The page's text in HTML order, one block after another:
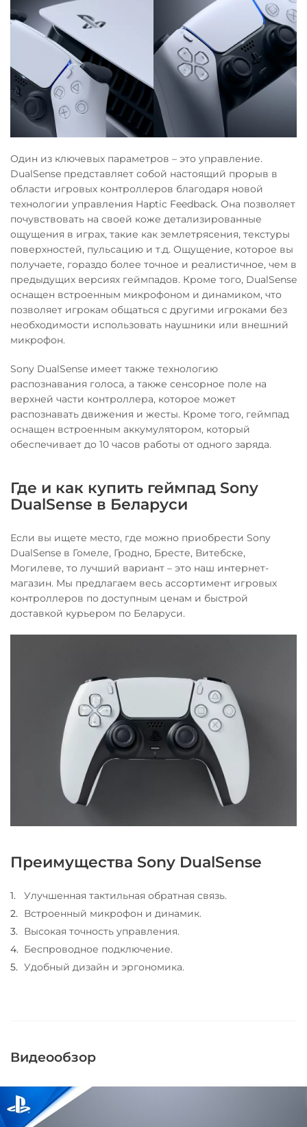
Один из ключевых параметров – это управление.
DualSense представляет собой настоящий прорыв в
области игровых контроллеров благодаря новой
технологии управления Haptic Feedback. Она позволяет
почувствовать на своей коже детализированные
ощущения в играх, такие как землетрясения, текстуры
поверхностей, пульсацию и т.д. Ощущение, которое вы
получаете, гораздо более точное и реалистичное, чем в
предыдущих версиях геймпадов. Кроме того, DualSense
оснащен встроенным микрофоном и динамиком, что
позволяет игрокам общаться с другими игроками без
необходимости использовать наушники или внешний
микрофон.
Sony DualSense имеет также технологию
распознавания голоса, а также сенсорное поле на
верхней части контроллера, которое может
распознавать движения и жесты. Кроме того, геймпад
оснащен встроенным аккумулятором, который
обеспечивает до 10 часов работы от одного заряда.
Где и как купить геймпад Sony
DualSense в Беларуси
Если вы ищете место, где можно приобрести Sony
DualSense в Гомеле, Гродно, Бресте, Витебске,
Могилеве, то лучший вариант – это наш интернет-
магазин. Мы предлагаем весь ассортимент игровых
контроллеров по доступным ценам и быстрой
доставкой курьером по Беларуси.
Преимущества Sony DualSense
Улучшенная тактильная обратная связь.
Встроенный микрофон и динамик.
Высокая точность управления.
Беспроводное подключение.
Удобный дизайн и эргономика.
Видеообзор